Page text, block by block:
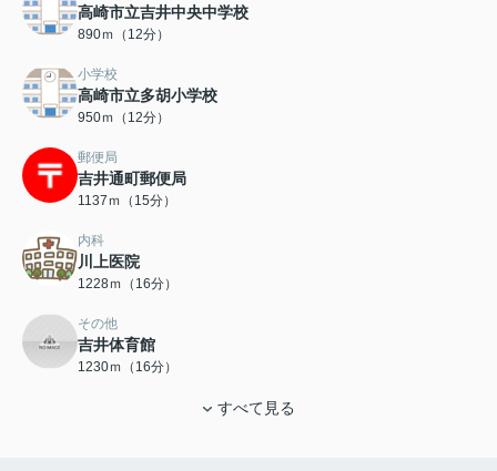
高崎市立吉井中央中学校
890ｍ（12分）
小学校
高崎市立多胡小学校
950ｍ（12分）
郵便局
吉井通町郵便局
1137ｍ（15分）
内科
川上医院
1228ｍ（16分）
その他
吉井体育館
1230ｍ（16分）
すべて見る